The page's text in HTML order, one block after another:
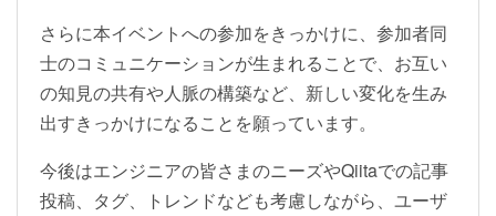
さらに本イベントへの参加をきっかけに、参加者同
士のコミュニケーションが生まれることで、お互い
の知見の共有や人脈の構築など、新しい変化を生み
出すきっかけになることを願っています。
今後はエンジニアの皆さまのニーズやQiitaでの記事
投稿、タグ、トレンドなども考慮しながら、ユーザ